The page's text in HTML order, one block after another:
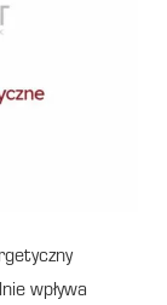
wpływa